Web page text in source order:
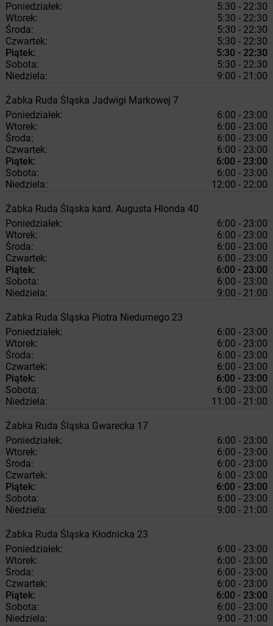
Poniedziałek:
5:30 - 22:30
Wtorek:
5:30 - 22:30
Środa:
5:30 - 22:30
Czwartek:
5:30 - 22:30
Piątek:
5:30 - 22:30
Sobota:
5:30 - 22:30
Niedziela:
9:00 - 21:00
Żabka Ruda Śląska Jadwigi Markowej 7
Poniedziałek:
6:00 - 23:00
Wtorek:
6:00 - 23:00
Środa:
6:00 - 23:00
Czwartek:
6:00 - 23:00
Piątek:
6:00 - 23:00
Sobota:
6:00 - 23:00
Niedziela:
12:00 - 22:00
Żabka Ruda Śląska kard. Augusta Hlonda 40
Poniedziałek:
6:00 - 23:00
Wtorek:
6:00 - 23:00
Środa:
6:00 - 23:00
Czwartek:
6:00 - 23:00
Piątek:
6:00 - 23:00
Sobota:
6:00 - 23:00
Niedziela:
9:00 - 21:00
Żabka Ruda Śląska Piotra Niedurnego 23
Poniedziałek:
6:00 - 23:00
Wtorek:
6:00 - 23:00
Środa:
6:00 - 23:00
Czwartek:
6:00 - 23:00
Piątek:
6:00 - 23:00
Sobota:
6:00 - 23:00
Niedziela:
11:00 - 21:00
Żabka Ruda Śląska Gwarecka 17
Poniedziałek:
6:00 - 23:00
Wtorek:
6:00 - 23:00
Środa:
6:00 - 23:00
Czwartek:
6:00 - 23:00
Piątek:
6:00 - 23:00
Sobota:
6:00 - 23:00
Niedziela:
9:00 - 21:00
Żabka Ruda Śląska Kłodnicka 23
Poniedziałek:
6:00 - 23:00
Wtorek:
6:00 - 23:00
Środa:
6:00 - 23:00
Czwartek:
6:00 - 23:00
Piątek:
6:00 - 23:00
Sobota:
6:00 - 23:00
Niedziela:
9:00 - 21:00